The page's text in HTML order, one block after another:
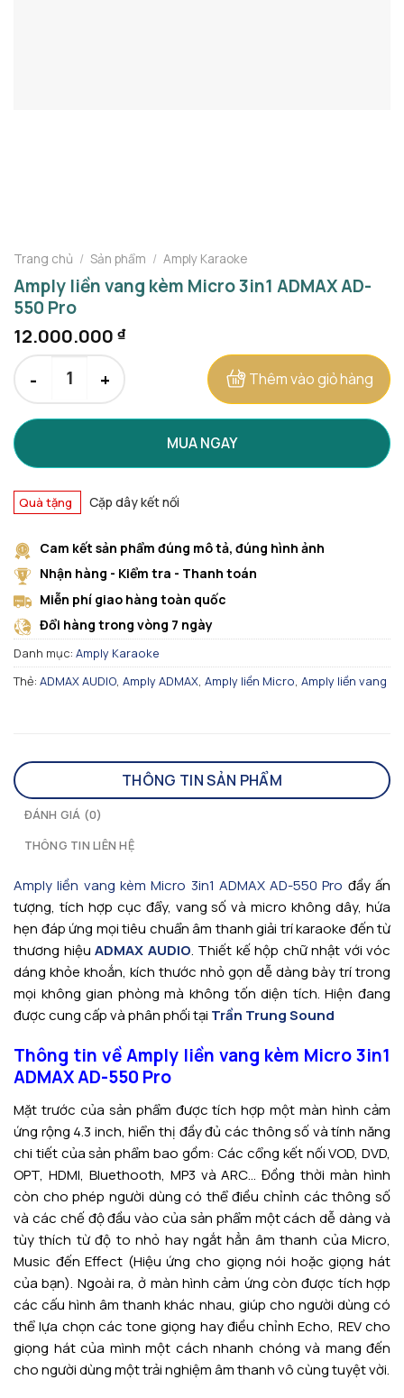
Trang chủ / Sản phẩm / Amply Karaoke
Amply liền vang kèm Micro 3in1 ADMAX AD-
550 Pro
12.000.000 ₫
Amply liền vang kèm Micro 3in1 ADMAX AD-550 Pro số lượng
Thêm vào giỏ hàng
MUA NGAY
Quà tặng Cặp dây kết nối
Cam kết sản phẩm đúng mô tả, đúng hình ảnh
Nhận hàng - Kiểm tra - Thanh toán
Miễn phí giao hàng toàn quốc
Đổi hàng trong vòng 7 ngày
Danh mục: Amply Karaoke
Thẻ: ADMAX AUDIO, Amply ADMAX, Amply liền Micro, Amply liền vang
THÔNG TIN SẢN PHẨM
ĐÁNH GIÁ (0)
THÔNG TIN LIÊN HỆ
Amply liền vang kèm Micro 3in1 ADMAX AD-550 Pro đầy ấn
tượng, tích hợp cục đẩy, vang số và micro không dây, hứa
hẹn đáp ứng mọi tiêu chuẩn âm thanh giải trí karaoke đến từ
thương hiệu ADMAX AUDIO. Thiết kế hộp chữ nhật với vóc
dáng khỏe khoắn, kích thước nhỏ gọn dễ dàng bày trí trong
mọi không gian phòng mà không tốn diện tích. Hiện đang
được cung cấp và phân phối tại Trần Trung Sound
Thông tin về Amply liền vang kèm Micro 3in1
ADMAX AD-550 Pro
Mặt trước của sản phẩm được tích hợp một màn hình cảm
ứng rộng 4.3 inch, hiển thị đầy đủ các thông số và tính năng
chi tiết của sản phẩm bao gồm: Các cổng kết nối VOD, DVD,
OPT, HDMI, Bluethooth, MP3 và ARC… Đồng thời màn hình
còn cho phép người dùng có thể điều chỉnh các thông số
và các chế độ đầu vào của sản phẩm một cách dễ dàng và
tùy thích từ độ to nhỏ hay ngắt hẳn âm thanh của Micro,
Music đến Effect (Hiệu ứng cho giọng nói hoặc giọng hát
của bạn). Ngoài ra, ở màn hình cảm ứng còn được tích hợp
các cấu hình âm thanh khác nhau, giúp cho người dùng có
thể lựa chọn các tone giọng hay điều chỉnh Echo, REV cho
giọng hát của mình một cách nhanh chóng và mang đến
cho người dùng một trải nghiệm âm thanh vô cùng tuyệt vời.